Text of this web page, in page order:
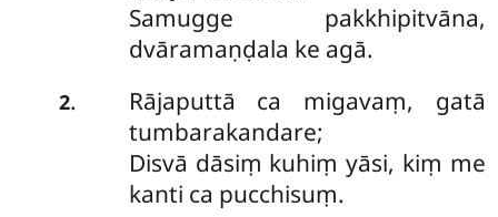
Samugge pakkhipitvāna,
dvāramaṇḍala ke agā.
2.
Rājaputtā ca migavaṃ, gatā
tumbarakandare;
Disvā dāsiṃ kuhiṃ yāsi, kiṃ me
kanti ca pucchisuṃ.